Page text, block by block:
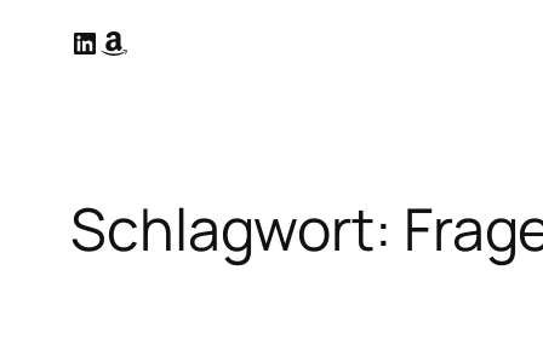
LinkedIn
Amazon
Schlagwort: